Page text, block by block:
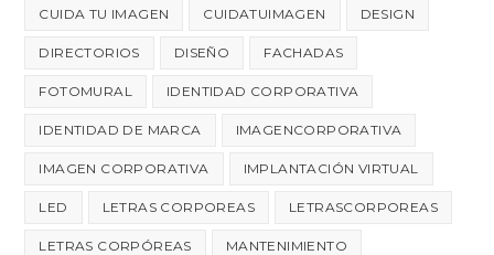
CUIDA TU IMAGEN CUIDATUIMAGEN DESIGN
DIRECTORIOS DISEÑO FACHADAS
FOTOMURAL IDENTIDAD CORPORATIVA
IDENTIDAD DE MARCA IMAGENCORPORATIVA
IMAGEN CORPORATIVA IMPLANTACIÓN VIRTUAL
LED LETRAS CORPOREAS LETRASCORPOREAS
LETRAS CORPÓREAS MANTENIMIENTO